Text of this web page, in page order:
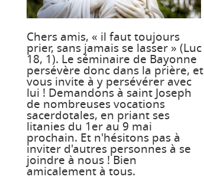
Chers amis, « il faut toujours
prier, sans jamais se lasser » (Luc
18, 1). Le séminaire de Bayonne
persévère donc dans la prière, et
vous invite à y persévérer avec
lui ! Demandons à saint Joseph
de nombreuses vocations
sacerdotales, en priant ses
litanies du 1er au 9 mai
prochain. Et n'hésitons pas à
inviter d'autres personnes à se
joindre à nous ! Bien
amicalement à tous.